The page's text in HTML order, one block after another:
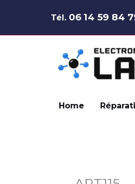
contenu
Tél. 06 14 59 84
Home